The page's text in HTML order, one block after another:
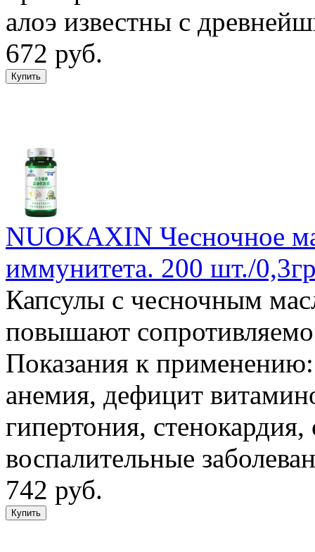
алоэ известны с
672 руб.
NUOKAXIN Чесночное
иммунитета. 200 шт./
Капсулы с чесночным
повышают
Показания к
анемия, дефицит
гипертония,
воспалительные
742 руб.